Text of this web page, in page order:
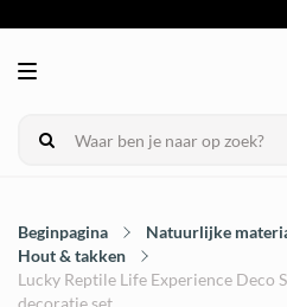
Beginpagina
Natuurlijke
Hout & takken
Lucky Reptile Life Experience Deco
decoratie set